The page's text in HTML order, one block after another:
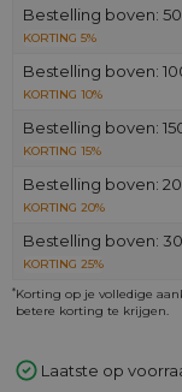
Bestelling boven:
KORTING 5%
Bestelling boven:
KORTING 10%
Bestelling boven:
KORTING 15%
Bestelling boven:
KORTING 20%
Bestelling boven:
KORTING 25%
*Korting op je volledige
betere korting te krijgen.
Laatste op